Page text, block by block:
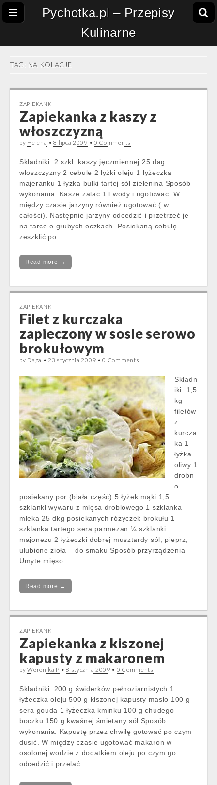
Pychotka.pl – Przepisy
Kulinarne
TAG: NA KOLACJE
ZAPIEKANKI
Zapiekanka z kaszy z
włoszczyzną
by Helena •8 lipca 2009 • 0 Comments
Składniki: 2 szkl. kaszy jęczmiennej 25 dag
włoszczyzny 2 cebule 2 łyżki oleju 1 łyżeczka
majeranku 1 łyżka bułki tartej sól zielenina Sposób
wykonania: Kasze zalać 1 l wody i ugotować. W
między czasie jarzyny również ugotować ( w
całości). Następnie jarzyny odcedzić i przetrzeć je
na tarce o grubych oczkach. Posiekaną cebulę
zeszklić po…
Read more →
ZAPIEKANKI
Filet z kurczaka
zapieczony w sosie serowo
brokułowym
by Daga •23 stycznia 2009 •0 Comments
Składn
iki: 1,5
kg
filetów
z
kurcza
ka 1
łyżka
oliwy 1
drobn
o
posiekany por (biała część) 5 łyżek mąki 1,5
szklanki wywaru z mięsa drobiowego 1 szklanka
mleka 25 dkg posiekanych różyczek brokułu 1
szklanka tartego sera parmezan ¼ szklanki
majonezu 2 łyżeczki dobrej musztardy sól, pieprz,
ulubione zioła – do smaku Sposób przyrządzenia:
Umyte mięso…
Read more →
ZAPIEKANKI
Zapiekanka z kiszonej
kapusty z makaronem
byWeronika P •8 stycznia 2009 • 0 Comments
Składniki: 200 g świderków pełnoziarnistych 1
łyżeczka oleju 500 g kiszonej kapusty masło 100 g
sera gouda 1 łyżeczka kminku 100 g chudego
boczku 150 g kwaśnej śmietany sól Sposób
wykonania: Kapustę przez chwilę gotować po czym
dusić. W między czasie ugotować makaron w
osolonej wodzie z dodatkiem oleju po czym go
odcedzić i przelać…